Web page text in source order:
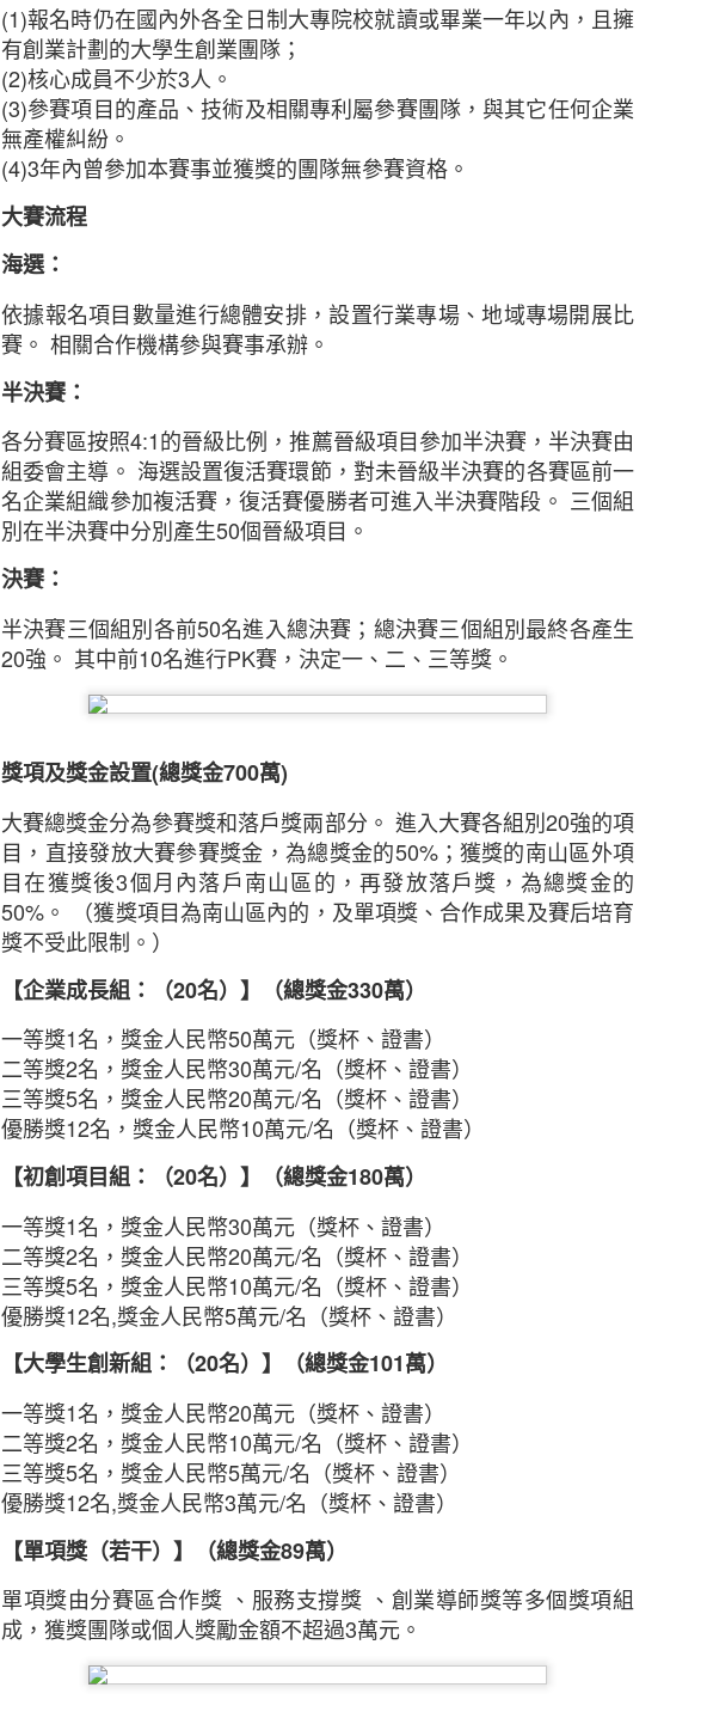
(1)報名時仍在國內外各全日制大專院校就讀或畢業一年以內，且擁
有創業計劃的大學生創業團隊；
(2)核心成員不少於3人。
(3)參賽項目的產品、技術及相關專利屬參賽團隊，與其它任何企業
無產權糾紛。
(4)3年內曾參加本賽事並獲獎的團隊無參賽資格。
大賽流程
海選：
依據報名項目數量進行總體安排，設置行業專場、地域專場開展比
賽。 相關合作機構參與賽事承辦。
半決賽：
各分賽區按照4:1的晉級比例，推薦晉級項目參加半決賽，半決賽由
組委會主導。 海選設置復活賽環節，對未晉級半決賽的各賽區前一
名企業組織參加複活賽，復活賽優勝者可進入半決賽階段。 三個組
別在半決賽中分別產生50個晉級項目。
決賽：
半決賽三個組別各前50名進入總決賽；總決賽三個組別最終各產生
20強。 其中前10名進行PK賽，決定一、二、三等獎。
獎項及獎金設置(總獎金700萬)
大賽總獎金分為參賽獎和落戶獎兩部分。 進入大賽各組別20強的項
目，直接發放大賽參賽獎金，為總獎金的50%；獲獎的南山區外項
目在獲獎後3個月內落戶南山區的，再發放落戶獎，為總獎金的
50% 。
（獲獎項目為南山區內的，及單項獎、合作成果及賽后培育
獎不受此限制。）
【企業成長組：（20名）】（總獎金330萬）
一等獎1名，獎金人民幣50萬元（獎杯、證書）
二等獎2名，獎金人民幣30萬元/名（獎杯、證書）
三等獎5名，獎金人民幣20萬元/名（獎杯、證書）
優勝獎12名，獎金人民幣10萬元/名（獎杯、證書）
【初創項目組：（20名）】（總獎金180萬）
一等獎1名，獎金人民幣30萬元（獎杯、證書）
二等獎2名，獎金人民幣20萬元/名（獎杯、證書）
三等獎5名，獎金人民幣10萬元/名（獎杯、證書）
優勝獎12名,獎金人民幣5萬元/名（獎杯、證書）
【大學生創新組：（20名）】（總獎金101萬）
一等獎1名，獎金人民幣20萬元（獎杯、證書）
二等獎2名，獎金人民幣10萬元/名（獎杯、證書）
三等獎5名，獎金人民幣5萬元/名（獎杯、證書）
優勝獎12名,獎金人民幣3萬元/名（獎杯、證書）
【單項獎（若干）】（總獎金89萬）
單項獎由分賽區合作獎 、服務支撐獎 、創業導師獎等多個獎項組
成，獲獎團隊或個人獎勵金額不超過3萬元。
提供有效贏取網上顧客心的電商策略六大秘訣
「香港電商與網絡安全問卷調查2021」結果
疫情加速本地電商發展．2020年有91%受訪者曾於網上購物
36% 電商顧客收過與其網購相關的可疑訊息
香港互聯網註冊管理有限公司（簡稱「HKIRC」 ）今日公布「香港電商
2021」（調查）結果。新冠病毒疫情出現，加速了世界數碼化的發展，並
變化，而網絡安全也更形重要。本次調查旨在探討香港採用電子商貿（電
絡安全的密切關係。
HKIRC於六月中旬曾進行一項研究，調查新冠病毒疫情期間，香港消費者
家，年齡層介乎18至54歲，涵蓋多個零售行業。
根據調查結果， HKIRC總結出以下有效贏取網上顧客心的電商策略六大秘訣
1. 使用多元銷售渠道進行電子商貿
2. 使用數碼身分表明公司的本地性質
3. 使用專用的企業域名電郵地址，而非一般免費電郵
4. 選用最佳域名，以增強消費者信心
5. 網站應採用 HTTPs加強顧客信心
6. 專注於數據保護措施，防止數據洩露